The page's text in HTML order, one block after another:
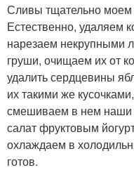
Сливы тщательно моем
Естественно, удаляем
нарезаем некрупными
груши, очищаем их от
удалить сердцевины
их такими же
смешиваем в нем наши
салат фруктовым
охлаждаем в
готов.